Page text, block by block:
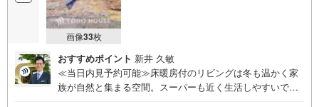
画像33枚
おすすめポイント 新井 久敏
≪当日内見予約可能≫床暖房付のリビングは冬も温かく家
族が自然と集まる空間。スーパーも近く生活しやすいで